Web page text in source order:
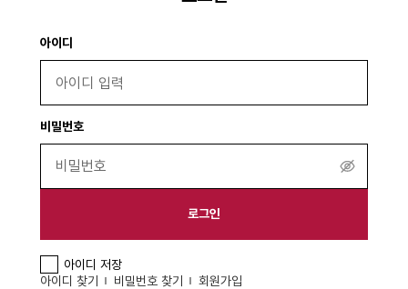
아이디
비밀번호
비
밀
로그인
아이디 저장
아이디 찾기
비밀번호 찾기 회원가입